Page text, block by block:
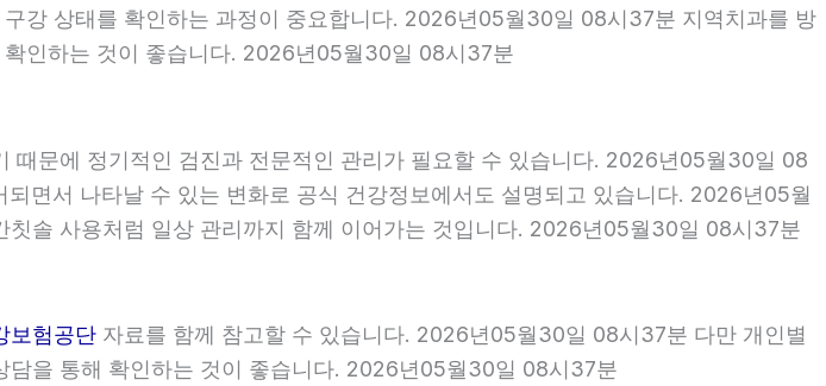
강 상태를 확인하는 과정이 중요합니다. 2026년05월30일 08시37분 지역치과를 방
인하는 것이 좋습니다. 2026년05월30일 08시37분
문에 정기적인 검진과 전문적인 관리가 필요할 수 있습니다. 2026년05월30일 08
면서 나타날 수 있는 변화로 공식 건강정보에서도 설명되고 있습니다. 2026년05월
솔 사용처럼 일상 관리까지 함께 이어가는 것입니다. 2026년05월30일 08시37분
보험공단 자료를 함께 참고할 수 있습니다. 2026년05월30일 08시37분 다만 개인별
담을 통해 확인하는 것이 좋습니다. 2026년05월30일 08시37분